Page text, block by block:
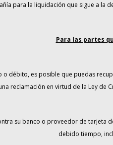
para la liquidación que sigue a la
Para las partes
débito, es posible que puedas
reclamación en virtud de la Ley de
su banco o proveedor de
debido tiempo,